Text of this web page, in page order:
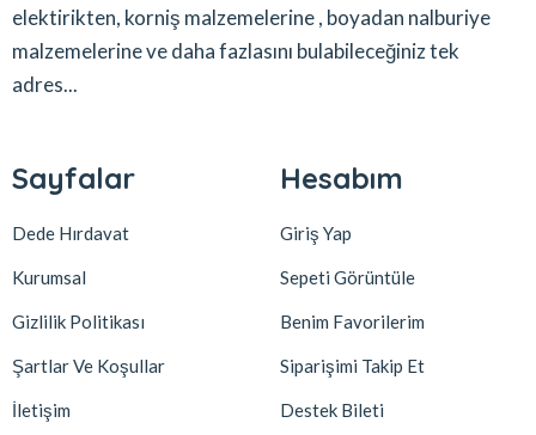
elektirikten, korniş malzemelerine , boyadan nalburiye
malzemelerine ve daha fazlasını bulabileceğiniz tek
adres...
Sayfalar
Dede Hırdavat
Kurumsal
Gizlilik Politikası
Şartlar Ve Koşullar
İletişim
Hesabım
Giriş Yap
Sepeti Görüntüle
Benim Favorilerim
Siparişimi Takip Et
Destek Bileti